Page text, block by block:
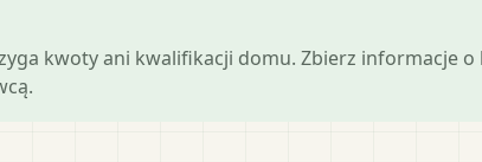
kwoty ani kwalifikacji domu. Zbierz informacje